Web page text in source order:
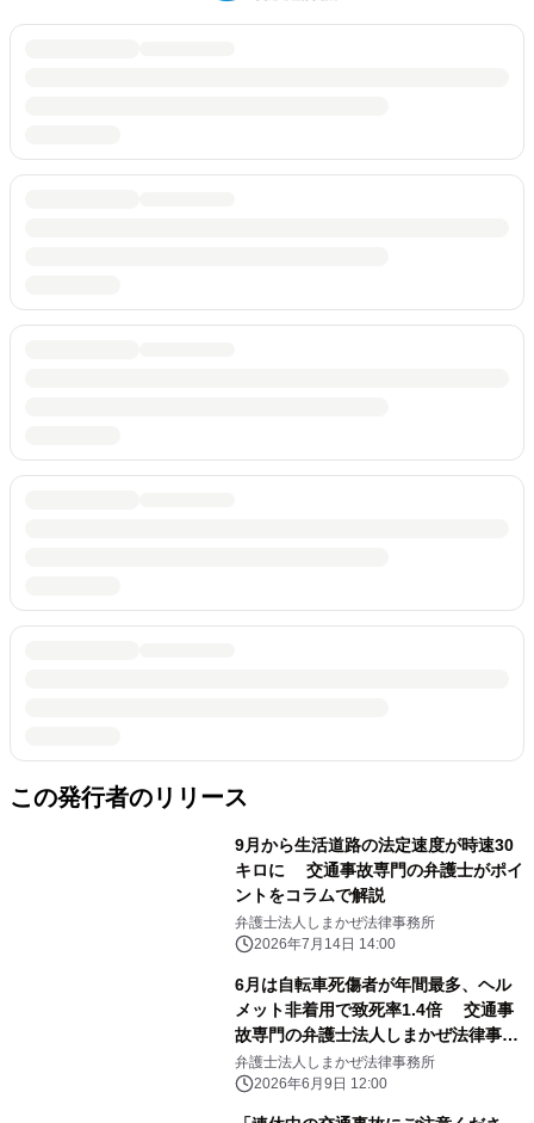
この発行者のリリース
9月から生活道路の法定速度が時速30
キロに 交通事故専門の弁護士がポイ
ントをコラムで解説
弁護士法人しまかぜ法律事務所
2026年7月14日 14:00
6月は自転車死傷者が年間最多、ヘル
メット非着用で致死率1.4倍 交通事
故専門の弁護士法人しまかぜ法律事務
所がコラムを公開
弁護士法人しまかぜ法律事務所
2026年6月9日 12:00